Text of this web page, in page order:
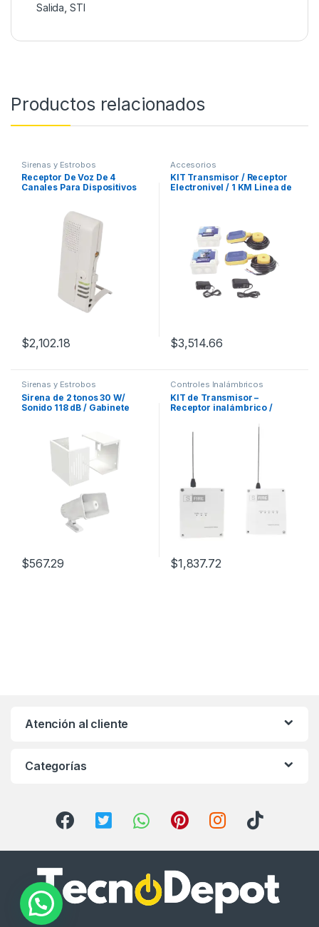
Salida STI
Productos relacionados
Sirenas y Estrobos
Receptor De Voz De 4
Canales Para Dispositivos
$2,102.18
Accesorios
KIT Transmisor / Receptor
Electronivel / 1 KM Linea de
$3,514.66
Sirenas y Estrobos
Sirena de 2 tonos 30 W/
Sonido 118 dB / Gabinete
$567.29
Controles Inalámbricos
KIT de Transmisor –
Receptor inalámbrico /
transmisión 2500 metros
$1,837.72
Atención al cliente
Categorías